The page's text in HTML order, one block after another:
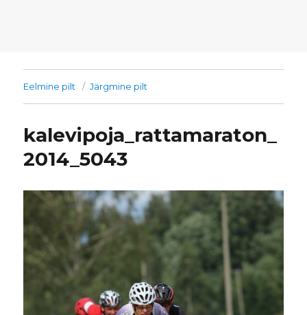
Eelmine pilt Järgmine pilt
kalevipoja_rattamaraton_
2014_5043